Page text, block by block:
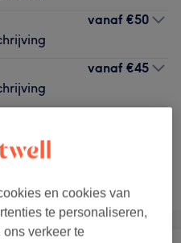
vanaf €50
vanaf €45
en cookies van
te personaliseren,
verkeer te